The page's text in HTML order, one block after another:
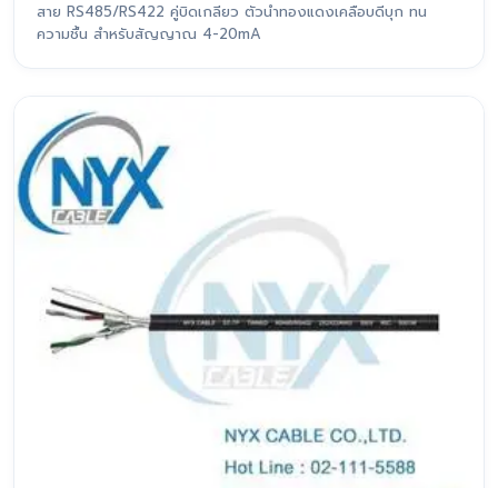
สาย RS485/RS422 คู่บิดเกลียว ตัวนำทองแดงเคลือบดีบุก ทน
ความชื้น สำหรับสัญญาณ 4-20mA